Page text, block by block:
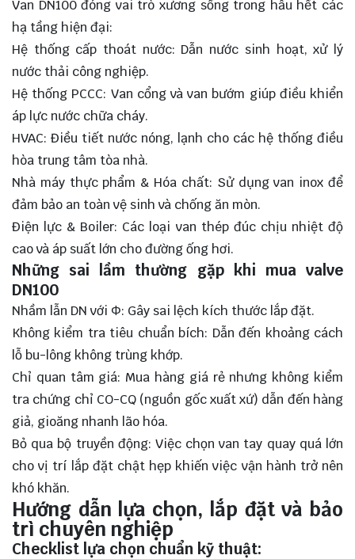
Van DN100 đóng vai trò xương sống trong hầu hết các
hạ tầng hiện đại:
Hệ thống cấp thoát nước: Dẫn nước sinh hoạt, xử lý
nước thải công nghiệp.
Hệ thống PCCC: Van cổng và van bướm giúp điều khiển
áp lực nước chữa cháy.
HVAC: Điều tiết nước nóng, lạnh cho các hệ thống điều
hòa trung tâm tòa nhà.
Nhà máy thực phẩm & Hóa chất: Sử dụng van inox để
đảm bảo an toàn vệ sinh và chống ăn mòn.
Điện lực & Boiler: Các loại van thép đúc chịu nhiệt độ
cao và áp suất lớn cho đường ống hơi.
Những sai lầm thường gặp khi mua valve
DN100
Nhầm lẫn DN với Φ: Gây sai lệch kích thước lắp đặt.
Không kiểm tra tiêu chuẩn bích: Dẫn đến khoảng cách
lỗ bu-lông không trùng khớp.
Chỉ quan tâm giá: Mua hàng giá rẻ nhưng không kiểm
tra chứng chỉ CO-CQ (nguồn gốc xuất xứ) dẫn đến hàng
giả, gioăng nhanh lão hóa.
Bỏ qua bộ truyền động: Việc chọn van tay quay quá lớn
cho vị trí lắp đặt chật hẹp khiến việc vận hành trở nên
khó khăn.
Hướng dẫn lựa chọn, lắp đặt và bảo
trì chuyên nghiệp
Checklist lựa chọn chuẩn kỹ thuật: